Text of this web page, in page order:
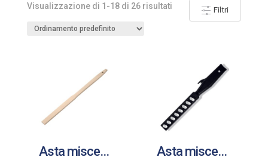
Filtri
Visualizzazione di 1-18 di 26 risultati
Asta miscelatrice in legno Asta miscelatrice in plastica colore nero